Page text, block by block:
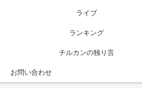
ライブ
ランキング
チルカンの独り言
お問い合わせ